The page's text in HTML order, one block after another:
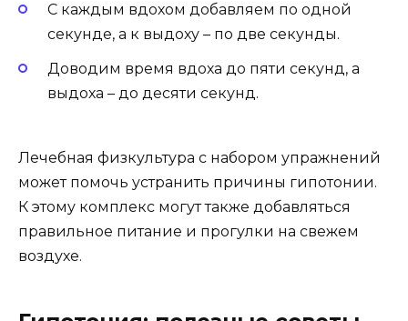
С каждым вдохом добавляем по одной
секунде, а к выдоху – по две секунды.
Доводим время вдоха до пяти секунд, а
выдоха – до десяти секунд.
Лечебная физкультура с набором упражнений
может помочь устранить причины гипотонии.
К этому комплекс могут также добавляться
правильное питание и прогулки на свежем
воздухе.